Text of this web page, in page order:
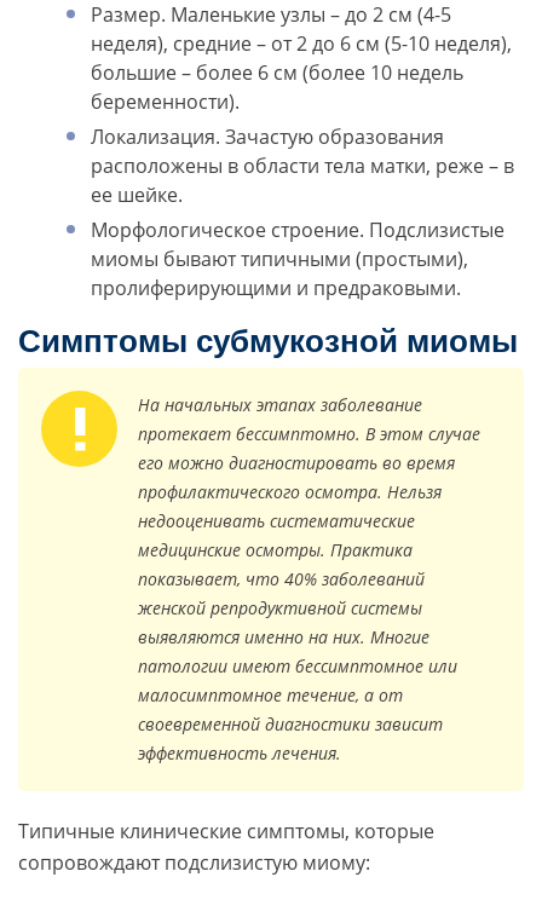
Размер. Маленькие узлы – до 2 см (4-5
неделя), средние – от 2 до 6 см (5-10 неделя),
большие – более 6 см (более 10 недель
беременности).
Локализация. Зачастую образования
расположены в области тела матки, реже – в
ее шейке.
Морфологическое строение. Подслизистые
миомы бывают типичными (простыми),
пролиферирующими и предраковыми.
Симптомы субмукозной миомы
На начальных этапах заболевание
протекает бессимптомно. В этом случае
его можно диагностировать во время
профилактического осмотра. Нельзя
недооценивать систематические
медицинские осмотры. Практика
показывает, что 40% заболеваний
женской репродуктивной системы
выявляются именно на них. Многие
патологии имеют бессимптомное или
малосимптомное течение, а от
своевременной диагностики зависит
эффективность лечения.
Типичные клинические симптомы, которые
сопровождают подслизистую миому: